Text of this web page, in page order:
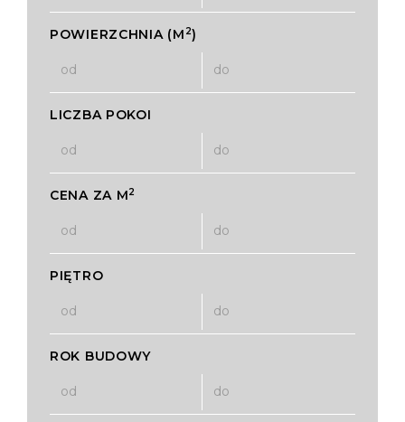
POWIERZCHNIA (M 2)
LICZBA POKOI
CENA ZA M2
PIĘTRO
ROK BUDOWY